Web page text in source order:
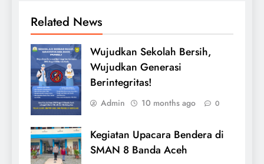
Related News
Wujudkan Sekolah Bersih,
Wujudkan Generasi
Berintegritas!
Admin 10 months ago 0
Kegiatan Upacara Bendera di
SMAN 8 Banda Aceh